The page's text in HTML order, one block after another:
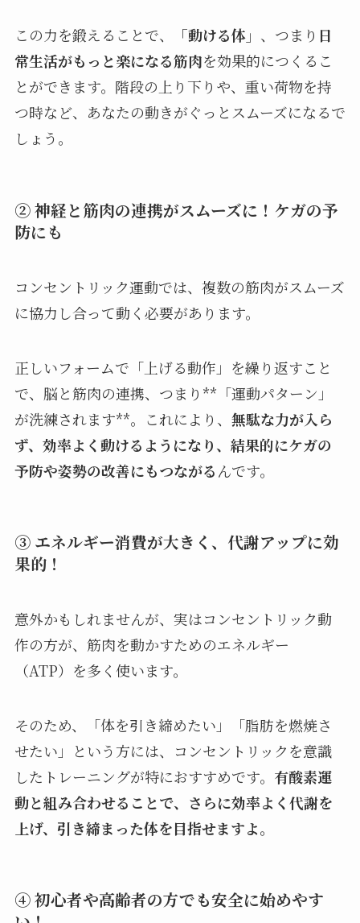
この力を鍛えることで、 「動ける体」 、つまり 日
常生活がもっと楽になる筋肉を効果的につくるこ
とができます。階段の上り下りや、重い荷物を持
つ時など、あなたの動きがぐっとスムーズになるで
しょう。
② 神経と筋肉の連携がスムーズに！ケガの予
防にも
コンセントリック運動では、複数の筋肉がスムーズ
に協力し合って動く必要があります。
正しいフォームで「上げる動作」を繰り返すこと
で、脳と筋肉の連携、つまり**「運動パターン」
が洗練されます**。これにより、 無駄な力が入ら
ず、効率よく動けるようになり、結果的にケガの
予防や姿勢の改善にもつながるんです。
③ エネルギー消費が大きく、代謝アップに効
果的！
意外かもしれませんが、実はコンセントリック動
作の方が、筋肉を動かすためのエネルギー
（ATP）を多く使います。
そのため、「体を引き締めたい」「脂肪を燃焼さ
せたい」という方には、コンセントリックを意識
したトレーニングが特におすすめです。 有酸素運
動と組み合わせることで、さらに効率よく代謝を
上げ、引き締まった体を目指せますよ。
④ 初心者や高齢者の方でも安全に始めやす